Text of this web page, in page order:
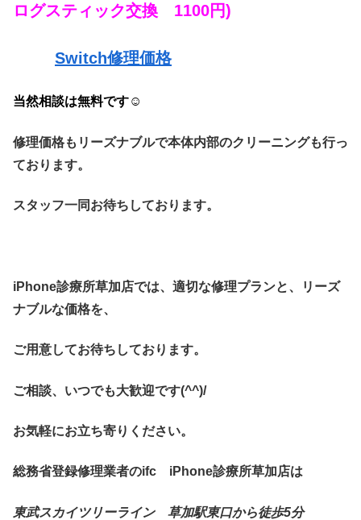
ログスティック交換 1100円)
Switch修理価格
当然相談は無料です☺
修理価格もリーズナブルで本体内部のクリーニングも行っ
ております。
スタッフ一同お待ちしております。
iPhone診療所草加店では、適切な修理プランと、リーズ
ナブルな価格を、
ご用意してお待ちしております。
ご相談、いつでも大歓迎です(^^)/
お気軽にお立ち寄りください。
総務省登録修理業者のifc iPhone診療所草加店は
東武スカイツリーライン 草加駅東口から徒歩5分